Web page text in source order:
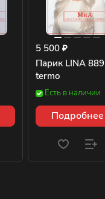
5 500 ₽
Парик LINA 889
termo
Есть в наличии
Подробнее